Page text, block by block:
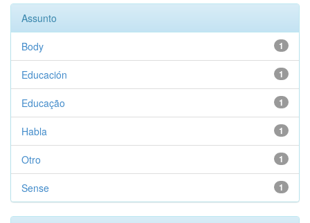
Assunto
1
Body
1
Educación
1
Educação
1
Habla
1
Otro
1
Sense